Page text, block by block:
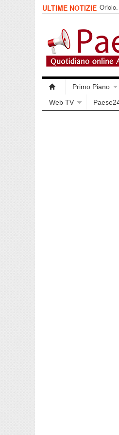
ULTIME NOTIZIE
Primo Piano
Web TV